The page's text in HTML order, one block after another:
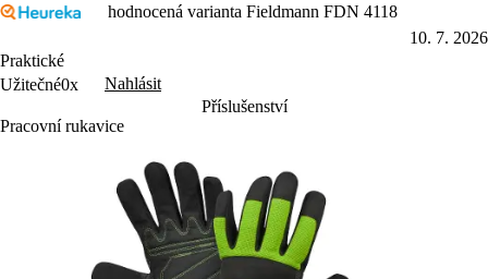
hodnocená varianta Fieldmann FDN 4118
10. 7. 2026
Praktické
Užitečné0x
Nahlásit
Příslušenství
Pracovní rukavice